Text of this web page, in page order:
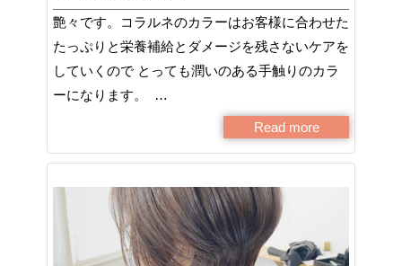
艶々です。コラルネのカラーはお客様に合わせた
たっぷりと栄養補給とダメージを残さないケアを
していくので とっても潤いのある手触りのカラ
ーになります。 …
Read more